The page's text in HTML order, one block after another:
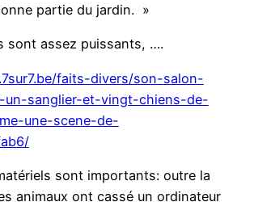
partie du jardin. »
sont assez puissants, ….
faits-divers/son-salon-
un-sanglier-et-vingt-chiens-de-
une-scene-de-
sont importants: outre la
animaux ont cassé un ordinateur